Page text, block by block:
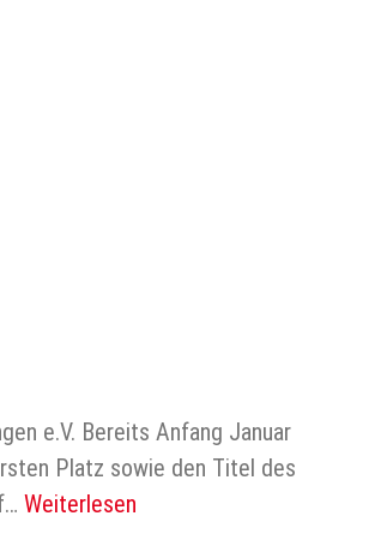
e.V. Bereits Anfang Januar
Platz sowie den Titel des
Weiterlesen